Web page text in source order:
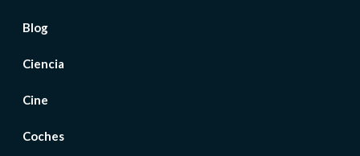
Blog
Ciencia
Cine
Coches